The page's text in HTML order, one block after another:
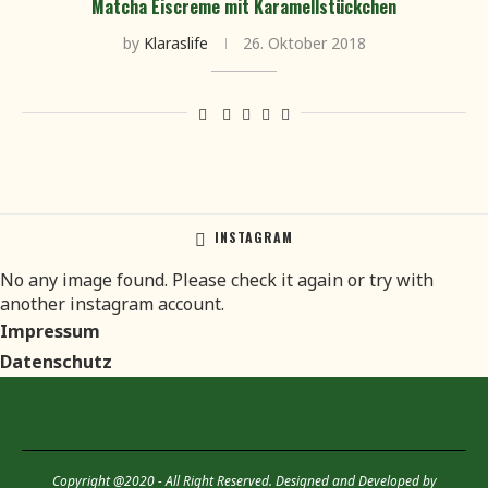
Matcha Eiscreme mit Karamellstückchen
by Klaraslife 26. Oktober 2018
INSTAGRAM
No any image found. Please check it again or try with
another instagram account.
Impressum
Datenschutz
Copyright @2020 - All Right Reserved. Designed and Developed by